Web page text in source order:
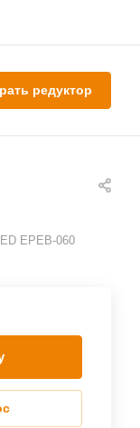
редуктор
EPEB-060